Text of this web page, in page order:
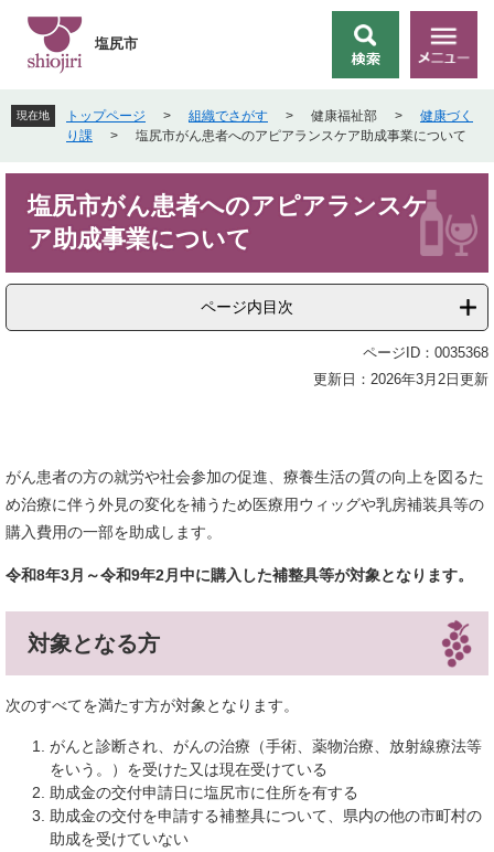
先
頭
す
を
飛
し
索
メ
ニ
ー
塩尻市
現在地 トップページ > 組織でさがす > 健康福祉部 >
健康づく
り課
> 塩尻市がん患者へのアピアランスケア助成事業について
塩尻市がん患者へのアピアランスケ
ア助成事業について
ページ内目次
ページID：0035368
更新日：2026年3月2日更新
がん患者の方の就労や社会参加の促進、療養生活の質の向上を図るた
め治療に伴う外見の変化を補うため医療用ウィッグや乳房補装具等の
購入費用の一部を助成します。
令和8年3月～令和9年2月中に購入した補整具等が対象となります。
対象となる方
次のすべてを満たす方が対象となります。
がんと診断され、がんの治療（手術、薬物治療、放射線療法等
をいう。）を受けた又は現在受けている
助成金の交付申請日に塩尻市に住所を有する
助成金の交付を申請する補整具について、県内の他の市町村の
助成を受けていない